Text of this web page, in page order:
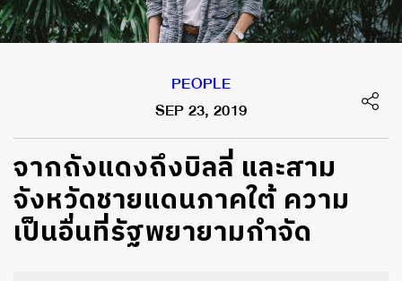
PEOPLE
SEP 23, 2019
จากถังแดงถึงบิลลี่ และสาม
จังหวัดชายแดนภาคใต้ ความ
เป็นอื่นที่รัฐพยายามกำจัด